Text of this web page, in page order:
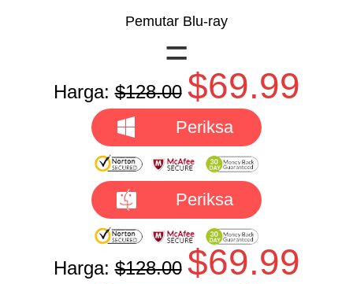
Pemutar Blu-ray
=
Harga:$128.00 $69.99
Periksa
Periksa
Harga:$128.00 $69.99